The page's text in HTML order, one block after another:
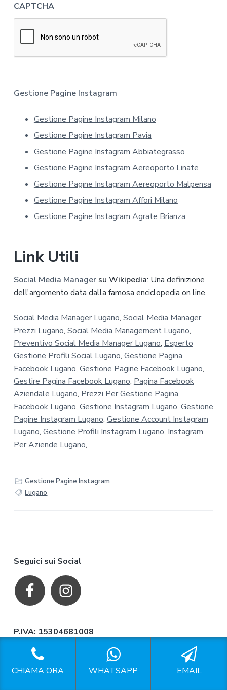
f
o
t
a
c
y
*
CAPTCHA
Gestione Pagine Instagram
Gestione Pagine Instagram Milano
Gestione Pagine Instagram Pavia
Gestione Pagine Instagram Abbiategrasso
Gestione Pagine Instagram Aereoporto Linate
Gestione Pagine Instagram Aereoporto Malpensa
Gestione Pagine Instagram Affori Milano
Gestione Pagine Instagram Agrate Brianza
Link Utili
Social Media Managersu Wikipedia: Una definizione
dell'argomento data dalla famosa enciclopedia on line.
Social Media Manager Lugano, Social Media Manager
Prezzi Lugano, Social Media Management Lugano,
Preventivo Social Media Manager Lugano, Esperto
Gestione Profili Social Lugano, Gestione Pagina
Facebook Lugano, Gestione Pagine Facebook Lugano,
Gestire Pagina Facebook Lugano, Pagina Facebook
Aziendale Lugano, Prezzi Per Gestione Pagina
Facebook Lugano, Gestione Instagram Lugano, Gestione
Pagine Instagram Lugano, Gestione Account Instagram
Lugano, Gestione Profili Instagram Lugano, Instagram
Per Aziende Lugano,
Gestione Pagine Instagram
Lugano
e
Seguici sui Social
P.IVA: 15304681008
Mappa del Sito
Privacy
CHIAMA ORA WHATSAPP EMAIL